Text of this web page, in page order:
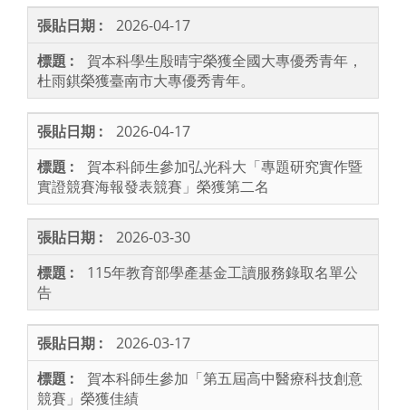
2026-04-17
賀本科學生殷晴宇榮獲全國大專優秀青年，
杜雨錤榮獲臺南市大專優秀青年。
2026-04-17
賀本科師生參加弘光科大「專題研究實作暨
實證競賽海報發表競賽」榮獲第二名
2026-03-30
115年教育部學產基金工讀服務錄取名單公
告
2026-03-17
賀本科師生參加「第五屆高中醫療科技創意
競賽」榮獲佳績